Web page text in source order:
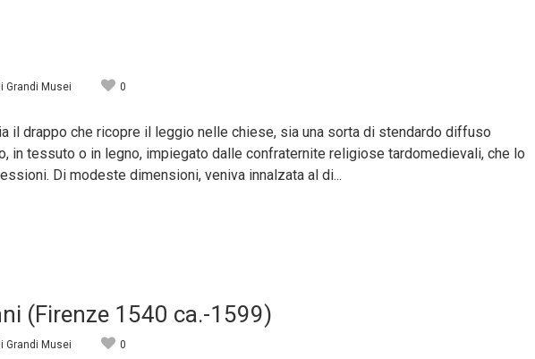
Grandi Musei 0
il drappo che ricopre il leggio nelle chiese, sia una sorta di stendardo diffuso
in tessuto o in legno, impiegato dalle confraternite religiose tardomedievali, che lo
Di modeste dimensioni, veniva innalzata al di...
(Firenze 1540 ca.-1599)
Grandi Musei 0